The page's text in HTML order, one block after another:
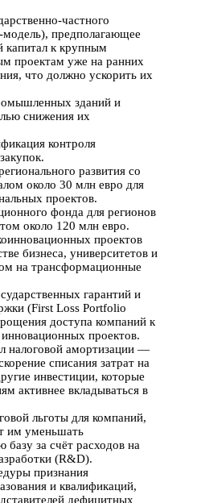
частного
модель), предполагающее
капитал к крупным
проектам уже на ранних
что должно ускорить их
зданий и
снижения их
контроля
развития со
около 30 млн евро для
проектов.
фонда для регионов
около 120 млн евро.
проектов
бизнеса, университетов и
на трансформационные
гарантий и
(First Loss Portfolio
доступа компаний к
проектов.
налоговой амортизации —
списания затрат на
инвестиции, которые
активнее вкладываться в
льготы для компаний,
им уменьшать
базу за счёт расходов на
(R&D).
признания
и квалификаций,
дефицитных